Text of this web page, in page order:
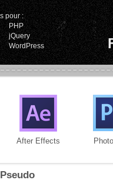
pour :
PHP
jQuery
WordPress
After Effects
Pseudo